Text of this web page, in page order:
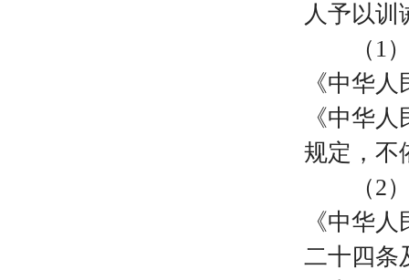
人予以训
（ 1
《中华
《中华
规定，不
（2
《中华
二十四条